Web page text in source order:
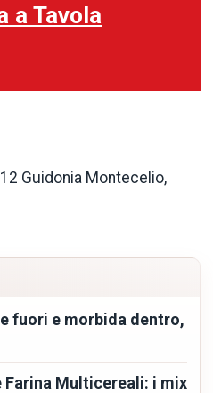
a Tavola
Guidonia Montecelio,
fuori e morbida dentro,
Farina Multicereali: i mix